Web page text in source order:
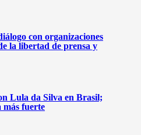
con organizaciones
la libertad de prensa y
Lula da Silva en Brasil;
más fuerte